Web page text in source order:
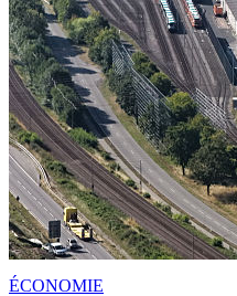
ÉCONOMIE